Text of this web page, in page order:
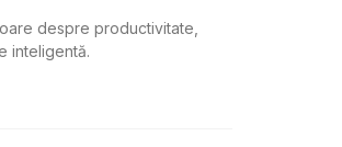
despre productivitate,
inteligentă.